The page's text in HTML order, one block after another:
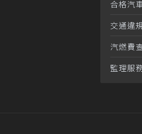
合格汽
交通違
汽燃費
監理服